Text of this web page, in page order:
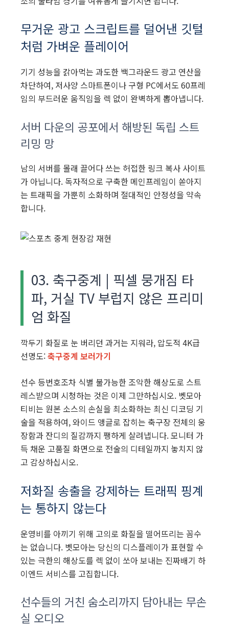
무거운 광고 스크립트를 덜어낸 깃털
처럼 가벼운 플레이어
기기 성능을 갉아먹는 과도한 백그라운드 광고 연산을
차단하여, 저사양 스마트폰이나 구형 PC에서도 60프레
임의 부드러운 움직임을 렉 없이 완벽하게 뽑아냅니다.
서버 다운의 공포에서 해방된 독립 스트
리밍 망
남의 서버를 몰래 끌어다 쓰는 허접한 링크 복사 사이트
가 아닙니다. 독자적으로 구축한 메인프레임이 쏟아지
는 트래픽을 가뿐히 소화하며 절대적인 안정성을 약속
합니다.
03. 축구중계 | 픽셀 뭉개짐 타
파, 거실 TV 부럽지 않은 프리미
엄 화질
깍두기 화질로 눈 버리던 과거는 지워라, 압도적 4K급
선명도:축구중계 보러가기
선수 등번호조차 식별 불가능한 조악한 해상도로 스트
레스받으며 시청하는 것은 이제 그만하십시오. 벳모아
티비는 원본 소스의 손실을 최소화하는 최신 디코딩 기
술을 적용하여, 와이드 앵글로 잡히는 축구장 전체의 웅
장함과 잔디의 질감까지 쨍하게 살려냅니다. 모니터 가
득 채운 고품질 화면으로 전술의 디테일까지 놓치지 않
고 감상하십시오.
저화질 송출을 강제하는 트래픽 핑계
는 통하지 않는다
운영비를 아끼기 위해 고의로 화질을 떨어뜨리는 꼼수
는 없습니다. 벳모아는 당신의 디스플레이가 표현할 수
있는 극한의 해상도를 렉 없이 쏘아 보내는 진짜배기 하
이엔드 서비스를 고집합니다.
선수들의 거친 숨소리까지 담아내는 무손
실 오디오